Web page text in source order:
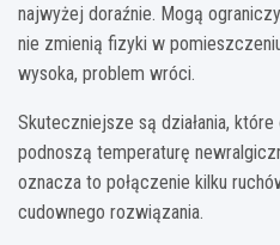
najwyżej doraźnie. Mogą
nie zmienią fizyki w
wysoka, problem wróci.
Skuteczniejsze są działania,
podnoszą temperaturę
oznacza to połączenie kilku
cudownego rozwiązania.